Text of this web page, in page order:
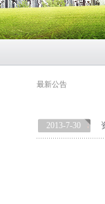
最新公告
2013-7-30